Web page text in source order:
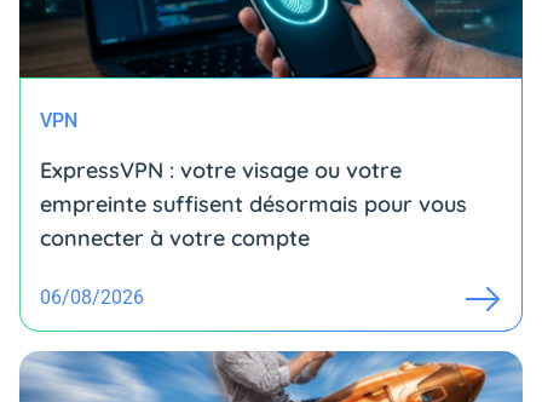
VPN
ExpressVPN : votre visage ou votre
empreinte suffisent désormais pour vous
connecter à votre compte
06/08/2026